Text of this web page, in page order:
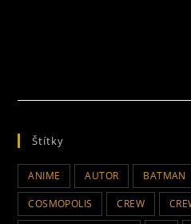
Štítky
ANIME AUTOR BATMAN
COSMOPOLIS CREW